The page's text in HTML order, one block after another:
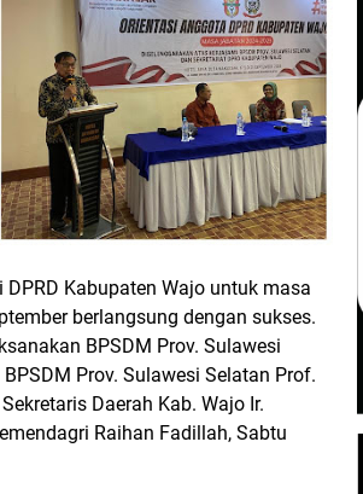
DPRD Kabupaten Wajo untuk masa
berlangsung dengan sukses.
BPSDM Prov. Sulawesi
Prov. Sulawesi Selatan Prof.
Daerah Kab. Wajo Ir.
Raihan Fadillah, Sabtu